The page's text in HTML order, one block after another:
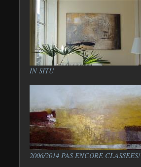
IN SITU
2006/2014 PAS ENCORE CLASSEES!